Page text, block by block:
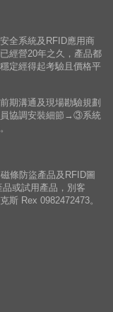
全系統及RFID應用商
經營20年之久，產品都
定經得起考驗且價格平
期溝通及現場勘驗規劃
協調安裝細節→③系統
條防盜產品及RFID圖
或試用產品，別客
斯 Rex 0982472473。